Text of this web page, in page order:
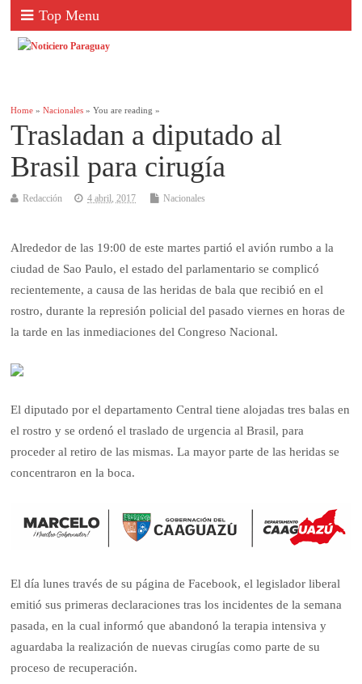
Top Menu
Home »Nacionales » You are reading »
Trasladan a diputado al
Brasil para cirugía
Redacción 4 abril, 2017 Nacionales
Alrededor de las 19:00 de este martes partió el avión rumbo a la
ciudad de Sao Paulo, el estado del parlamentario se complicó
recientemente, a causa de las heridas de bala que recibió en el
rostro, durante la represión policial del pasado viernes en horas de
la tarde en las inmediaciones del Congreso Nacional.
El diputado por el departamento Central tiene alojadas tres balas en
el rostro y se ordenó el traslado de urgencia al Brasil, para
proceder al retiro de las mismas. La mayor parte de las heridas se
concentraron en la boca.
El día lunes través de su página de Facebook, el legislador liberal
emitió sus primeras declaraciones tras los incidentes de la semana
pasada, en la cual informó que abandonó la terapia intensiva y
aguardaba la realización de nuevas cirugías como parte de su
proceso de recuperación.